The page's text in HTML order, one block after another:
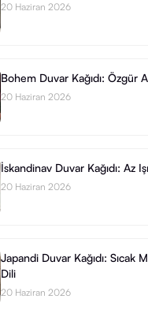
20 Haziran 2026
Bohem Duvar Kağıdı: Özgür
20 Haziran 2026
İskandinav Duvar Kağıdı: Az
20 Haziran 2026
Japandi Duvar Kağıdı: Sıcak
Dili
20 Haziran 2026